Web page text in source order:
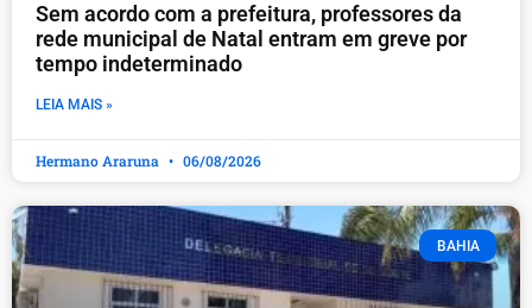
​Sem acordo com a prefeitura, professores da
rede municipal de Natal entram em greve por
tempo indeterminado
LEIA MAIS »
Hermano Araruna 06/08/2026
BAHIA